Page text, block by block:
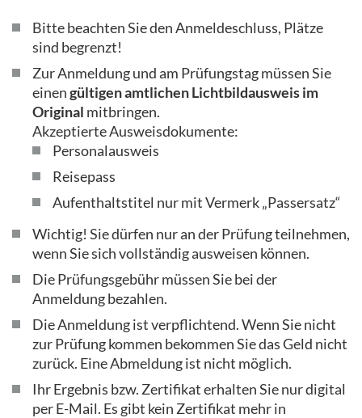
Bitte beachten Sie den Anmeldeschluss, Plätze
sind begrenzt!
Zur Anmeldung und am Prüfungstag müssen Sie
einengültigen amtlichen Lichtbildausweis im
Original mitbringen.
Akzeptierte Ausweisdokumente:
Personalausweis
Reisepass
Aufenthaltstitel nur mit Vermerk „Passersatz“
Wichtig! Sie dürfen nur an der Prüfung teilnehmen,
wenn Sie sich vollständig ausweisen können.
Die Prüfungsgebühr müssen Sie bei der
Anmeldung bezahlen.
Die Anmeldung ist verpflichtend. Wenn Sie nicht
zur Prüfung kommen bekommen Sie das Geld nicht
zurück. Eine Abmeldung ist nicht möglich.
Ihr Ergebnis bzw. Zertifikat erhalten Sie nur digital
per E-Mail. Es gibt kein Zertifikat mehr in